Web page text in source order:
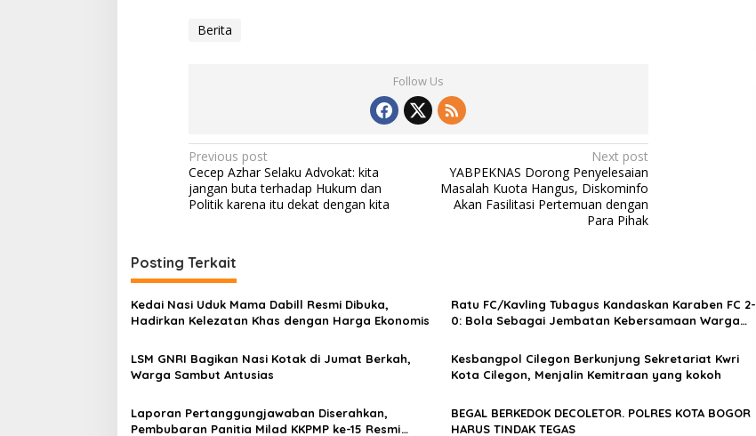
Berita
Follow Us
Post
navigation
Previous post
Cecep Azhar Selaku Advokat: kita
jangan buta terhadap Hukum dan
Politik karena itu dekat dengan kita
Next post
YABPEKNAS Dorong Penyelesaian
Masalah Kuota Hangus, Diskominfo
Akan Fasilitasi Pertemuan dengan
Para Pihak
Posting Terkait
Kedai Nasi Uduk Mama Dabill Resmi Dibuka,
Hadirkan Kelezatan Khas dengan Harga Ekonomis
Ratu FC/Kavling Tubagus Kandaskan Karaben FC 2-
0: Bola Sebagai Jembatan Kebersamaan Warga
LSM GNRI Bagikan Nasi Kotak di Jumat Berkah,
Warga Sambut Antusias
Kesbangpol Cilegon Berkunjung Sekretariat Kwri
Kota Cilegon, Menjalin Kemitraan yang kokoh
Laporan Pertanggungjawaban Diserahkan,
Pembubaran Panitia Milad KKPMP ke-15 Resmi
BEGAL BERKEDOK DECOLETOR. POLRES KOTA BOGOR
HARUS TINDAK TEGAS